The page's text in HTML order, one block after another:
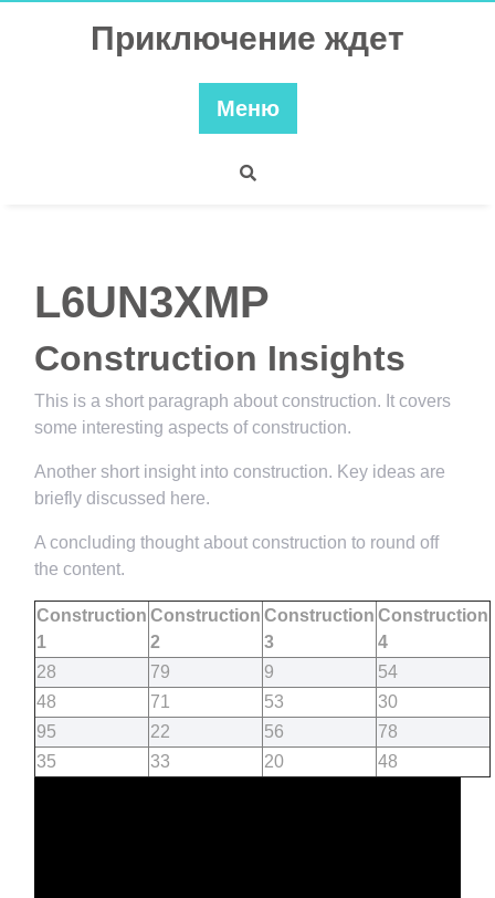
Приключение ждет
Меню
L6UN3XMP
Construction Insights
This is a short paragraph about construction. It covers
some interesting aspects of construction.
Another short insight into construction. Key ideas are
briefly discussed here.
A concluding thought about construction to round off
the content.
Construction
1
Construction
2
Construction
3
Construction
4
28
79 9
54
48
71 53
30
95
22 56
78
35
33 20 48